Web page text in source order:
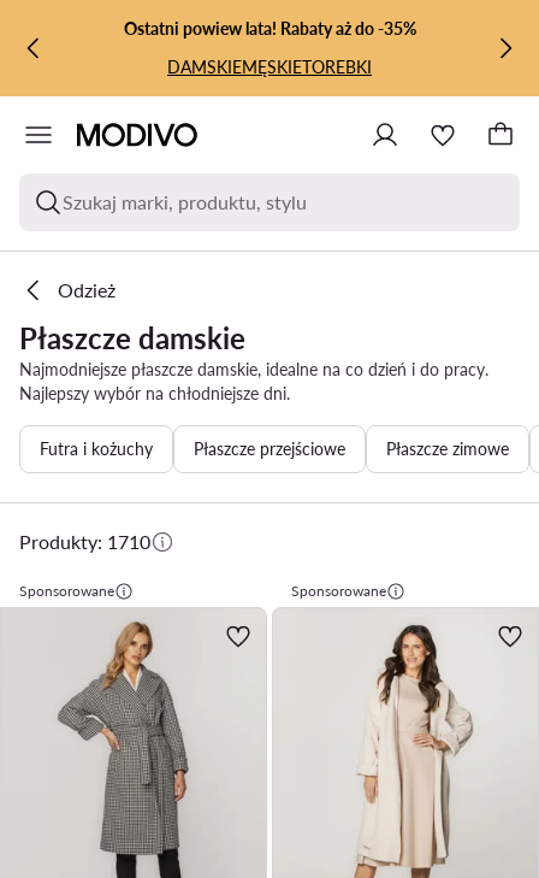
PRZEJDŹ DO GŁÓWNEJ ZAWARTOŚCI
PRZEJDŹ DO WYSZUKIWANIA
Ostatni powiew lata! Rabaty aż do -35%
DAMSKIEMĘSKIETOREBKI
Szukaj marki, produktu, stylu
Odzież
Płaszcze damskie
Najmodniejsze płaszcze damskie, idealne na co dzień i do pracy.
Najlepszy wybór na chłodniejsze dni.
Futra i kożuchy Płaszcze przejściowe Płaszcze zimowe
Produkty: 1710
Sponsorowane Sponsorowane